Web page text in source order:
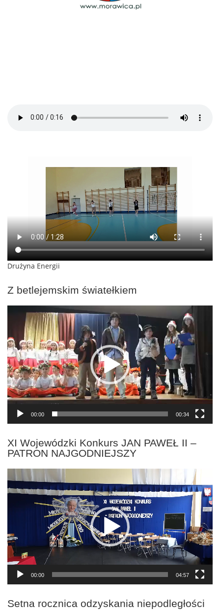
Drużyna Energii
Z betlejemskim światełkiem
Odtwarzacz
00:00 00:34
XI Wojewódzki Konkurs JAN PAWEŁ II –
PATRON NAJGODNIEJSZY
Odtwarzacz
video
00:00 04:57
Setna rocznica odzyskania niepodległości